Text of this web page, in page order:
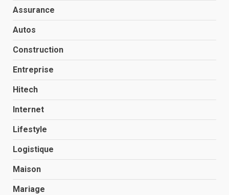
Assurance
Autos
Construction
Entreprise
Hitech
Internet
Lifestyle
Logistique
Maison
Mariage